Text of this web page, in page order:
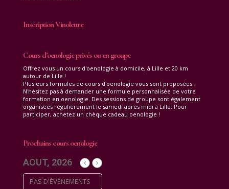
Inscription Vinolettre
Cours d’oenologie privés ou en groupe
Offrez vous un cours d'oenologie à domicile, à Lille et 20 km
autour de Lille !
Plusieurs formules de cours d'oenologie vous sont proposées.
N'hésitez pas à demander une formule personnalisée de votre
formation en oenologie. Des sessions de groupe sont également
organisées régulièrement le samedi après midi à Lille. Pour
participer, achetez un chèque cadeau oenologie !
Prochains cours oenologie
AOUT, 2026
PAS D'ÉVÈNEMENTS